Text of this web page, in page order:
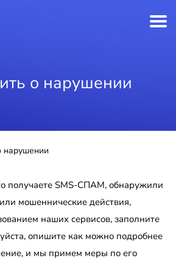
нарушении
о нарушении
получаете SMS-СПАМ, обнаружили
мошеннические действия,
наших сервисов, заполните
опишите как можно подробнее
и мы примем меры по его